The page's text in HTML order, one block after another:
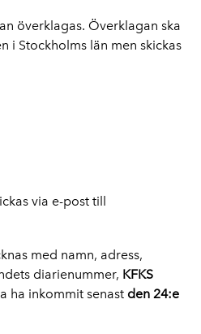
överklagas. Överklagan ska
i Stockholms län men skickas
via e-post till
med namn, adress,
diarienummer, KFKS
ha inkommit senast den 24:e